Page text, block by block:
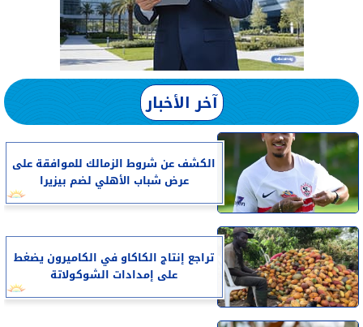
آخر الأخبار
الكشف عن شروط الزمالك للموافقة على
عرض شباب الأهلي لضم بيزيرا
تراجع إنتاج الكاكاو في الكاميرون يضغط
على إمدادات الشوكولاتة